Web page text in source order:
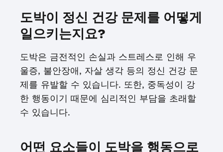
도박이 정신 건강 문제를 어떻게
일으키는지요?
도박은 금전적인 손실과 스트레스로 인해 우
울증, 불안장애, 자살 생각 등의 정신 건강 문
제를 유발할 수 있습니다. 또한, 중독성이 강
한 행동이기 때문에 심리적인 부담을 초래할
수 있습니다.
어떤 요소들이 도박을 행동으로